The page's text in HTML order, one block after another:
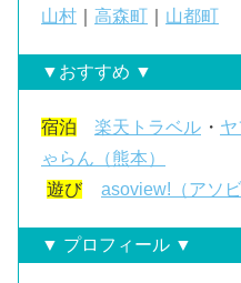
山村
高森町 山都町
▼おすすめ ▼
宿泊 楽天トラベル ・ ヤ
ゃらん（熊本）
遊び
asoview!（アソビ
▼ プロフィール ▼